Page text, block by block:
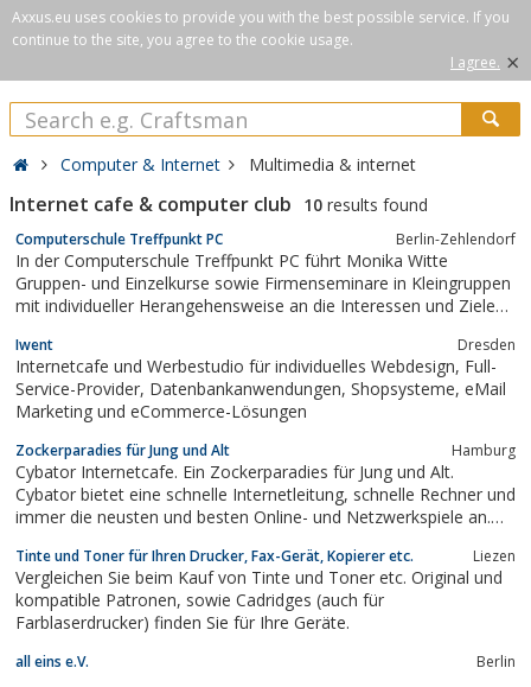
Axxus.eu uses cookies to provide you with the best possible service. If you
continue to the site, you agree to the cookie usage.
I agree. ×
Computer & Internet Multimedia & internet
Internet cafe & computer club 10 results found
Computerschule Treffpunkt PC Berlin-Zehlendorf
In der Computerschule Treffpunkt PC führt Monika Witte
Gruppen- und Einzelkurse sowie Firmenseminare in Kleingruppen
mit individueller Herangehensweise an die Interessen und Ziele
vermittelt.
Iwent Dresden
Internetcafe und Werbestudio für individuelles Webdesign, Full-
Service-Provider, Datenbankanwendungen, Shopsysteme, eMail
Marketing und eCommerce-Lösungen
Zockerparadies für Jung und Alt Hamburg
Cybator Internetcafe. Ein Zockerparadies für Jung und Alt.
Cybator bietet eine schnelle Internetleitung, schnelle Rechner und
immer die neusten und besten Online- und Netzwerkspiele an.
Sie doch einfach mal vorbei und erleben Sie es selbst. Wir
versprechen ihnen, dass Sie...
Tinte und Toner für Ihren Drucker, Fax-Gerät, Kopierer etc. Liezen
Vergleichen Sie beim Kauf von Tinte und Toner etc. Original und
kompatible Patronen, sowie Cadridges (auch für
Farblaserdrucker) finden Sie für Ihre Geräte.
all eins e.V.
Berlin